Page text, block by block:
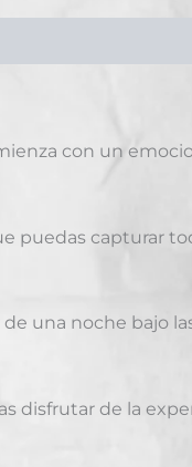
con un
puedas capturar
una noche bajo
disfrutar de la